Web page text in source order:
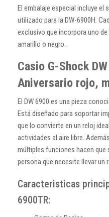
El embalaje especial incluye el
utilizado para la DW-6900H.
exclusivo que incorpora uno
amarillo o negro.
Casio G-Shock
Aniversario rojo,
El DW 6900 es una pieza
Está diseñado para soportar
que lo convierte en un reloj
actividades al aire libre.
múltiples funciones hacen que
persona que necesite llevar un
Caracteristicas
6900TR: